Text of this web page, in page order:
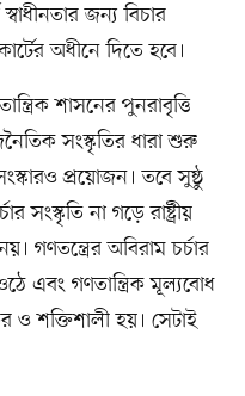
জন্য বিচার
অধীনে দিতে হবে।
শাসনের পুনরাবৃত্তি
সংস্কৃতির ধারা শুরু
প্রয়োজন। তবে সুষ্ঠু
সংস্কৃতি না গড়ে রাষ্ট্রীয়
গণতন্ত্রের অবিরাম চর্চার
এবং গণতান্ত্রিক মূল্যবোধ
ও শক্তিশালী হয়। সেটাই